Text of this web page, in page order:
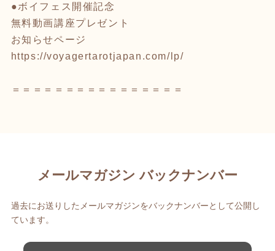
●ボイフェス開催記念
無料動画講座プレゼント
お知らせページ
https://voyagertarotjapan.com/lp/
＝＝＝＝＝＝＝＝＝＝＝＝＝＝＝＝
メールマガジン バックナンバー
過去にお送りしたメールマガジンをバックナンバーとして公開し
ています。